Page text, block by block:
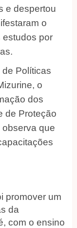
e despertou
o
estudos por
Políticas
o
dos
de Proteção
que
promover um
da
com o ensino